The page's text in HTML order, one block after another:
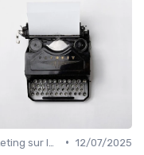
• 12/07/2025